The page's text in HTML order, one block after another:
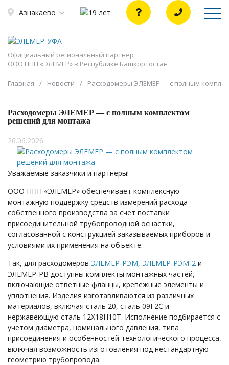
Азнакаево
Официальный региональный партнер
ООО НПП «ЭЛЕМЕР» в Республике Башкортостан
Главная / Новости / Расходомеры ЭЛЕМЕР — с полным
Расходомеры ЭЛЕМЕР — с полным комплектом
решений для монтажа
26.06.2026
Уважаемые заказчики и партнеры!
ООО НПП «ЭЛЕМЕР» обеспечивает комплексную
монтажную поддержку средств измерений расхода
собственного производства за счет поставки
присоединительной трубопроводной оснастки,
согласованной с конструкцией заказываемых приборов и
условиями их применения на объекте.
Так, для расходомеров ЭЛЕМЕР‑РЭМ, ЭЛЕМЕР‑РЭМ‑2 и
ЭЛЕМЕР‑РВ доступны комплекты монтажных частей,
включающие ответные фланцы, крепежные элементы и
уплотнения. Изделия изготавливаются из различных
материалов, включая сталь 20, сталь 09Г2С и
нержавеющую сталь 12Х18Н10Т. Исполнение подбирается с
учетом диаметра, номинального давления, типа
присоединения и особенностей технологического процесса,
включая возможность изготовления под нестандартную
геометрию трубопровода.